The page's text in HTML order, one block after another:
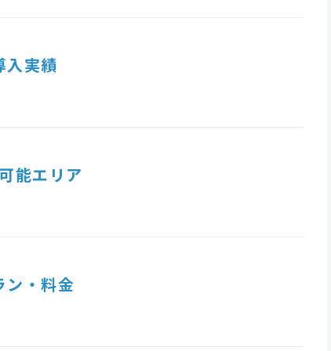
入実績
能エリア
ン・料金